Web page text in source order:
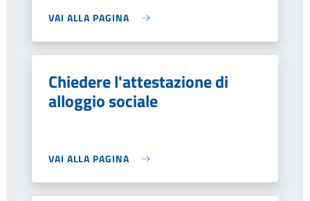
VAI ALLA PAGINA
Chiedere l'attestazione di
alloggio sociale
VAI ALLA PAGINA